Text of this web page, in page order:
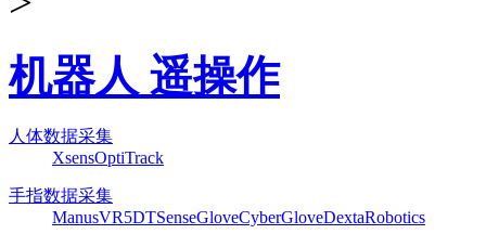
机器人 遥操作
人体数据采集
XsensOptiTrack
手指数据采集
ManusVR5DTSenseGloveCyberGloveDextaRobotics